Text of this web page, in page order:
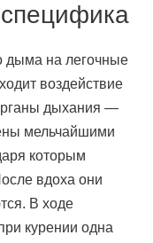
дыма на легочные
воздействие
дыхания —
мельчайшими
которым
вдоха они
В ходе
курении одна